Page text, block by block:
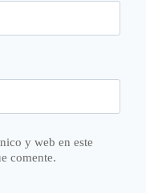
y web en este
comente.